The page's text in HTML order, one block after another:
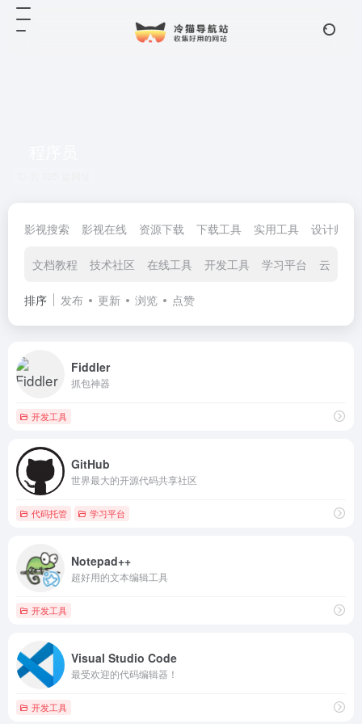
影视搜索 影视在线 资源下载 下载工具 实用工具 设计师
文档教程 技术社区 在线工具 开发工具 学习平台 云服务
排序 发布 更新 浏览 点赞
Fiddler
抓包神器
开发工具
GitHub
世界最大的开源代码共享社区
代码托管 学习平台
Notepad++
超好用的文本编辑工具
开发工具
Visual Studio Code
最受欢迎的代码编辑器！
开发工具